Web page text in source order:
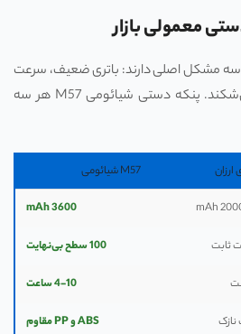
معمولی بازار
سه مشکل اصلی دارند: باتری ضعیف، سرعت
محدود و بدنه‌ای که زود می‌شکند. پنکه دستی شیائومی M57 هر سه
M57 شیائومی
3600 mAh
100 سطح بی‌نهایت
4-10 ساعت
ABS و PP مقاوم